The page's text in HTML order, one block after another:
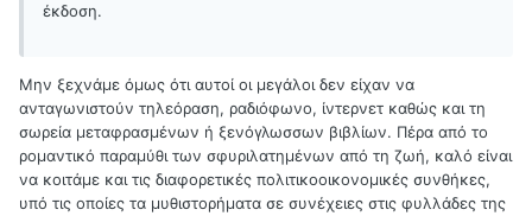
έκδοση.
Μην ξεχνάμε όμως ότι αυτοί οι μεγάλοι δεν είχαν να
ανταγωνιστούν τηλεόραση, ραδιόφωνο, ίντερνετ καθώς και τη
σωρεία μεταφρασμένων ή ξενόγλωσσων βιβλίων. Πέρα από το
ρομαντικό παραμύθι των σφυριλατημένων από τη ζωή, καλό είναι
να κοιτάμε και τις διαφορετικές πολιτικοοικονομικές συνθήκες,
υπό τις οποίες τα μυθιστορήματα σε συνέχειες στις φυλλάδες της